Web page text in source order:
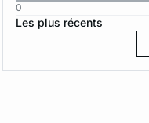
0
Les plus récents